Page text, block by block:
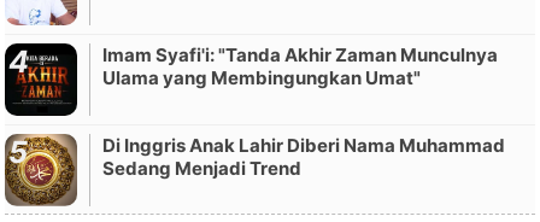
Imam Syafi'i: "Tanda Akhir Zaman Munculnya
Ulama yang Membingungkan Umat"
Di Inggris Anak Lahir Diberi Nama Muhammad
Sedang Menjadi Trend